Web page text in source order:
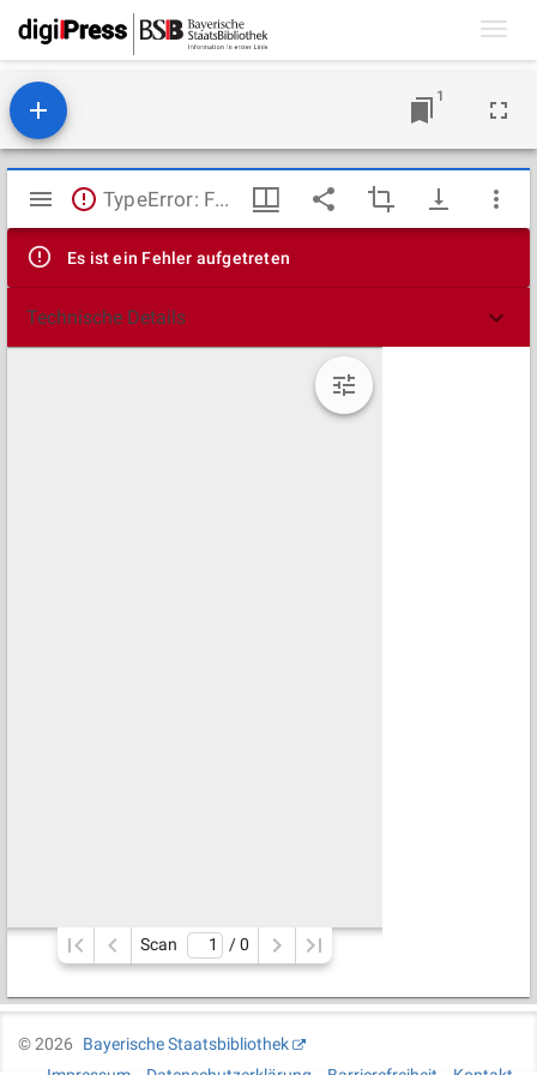
1
Mirador
Viewer
TypeError: Failed to fetch
Es ist ein Fehler aufgetreten
Technische Details
Scan / 0
©2026
Bayerische Staatsbibliothek